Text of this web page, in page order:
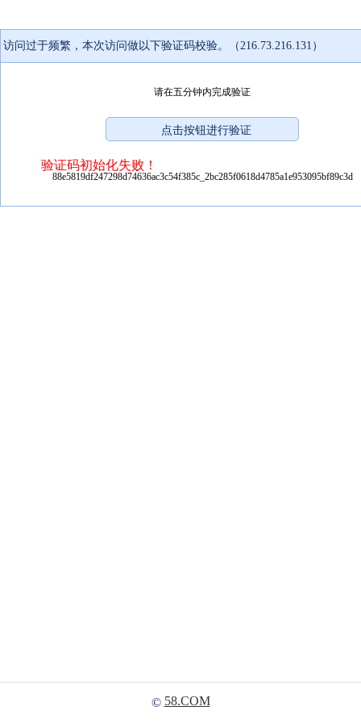
访问过于频繁，本次访问做以下验证码校验。（216.73.216.131）
请在五分钟内完成验证
验证码初始化失败！
88e5819df247298d74636ac3c54f385c_2bc285f0618d4785a1e953095bf89c3d
© 58.COM